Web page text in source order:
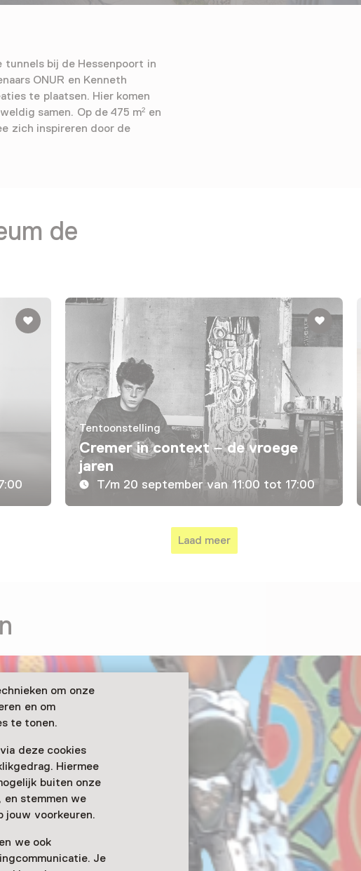
om onze
en om
te tonen.
deze cookies
Hiermee
buiten onze
en stemmen we
jouw voorkeuren.
we ook
Je
tunnels bij de Hessenpoort in
ONUR en Kenneth
te plaatsen. Hier komen
samen. Op de 475 m² en
zich inspireren door de
de
Tentoonstelling
Cremer in context – de vroege
jaren
T/m 20 september van 11:00 tot 17:00
Laad meer